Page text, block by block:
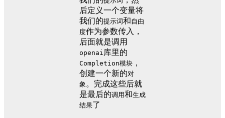
后定义一个变量将
我们的提示词和自由
度作为参数传入，
后面就是调用
openai 库里的
Completion模块 ，
创建一个新的对
象 。完成这些后就
是最后的调用和生成
结果了